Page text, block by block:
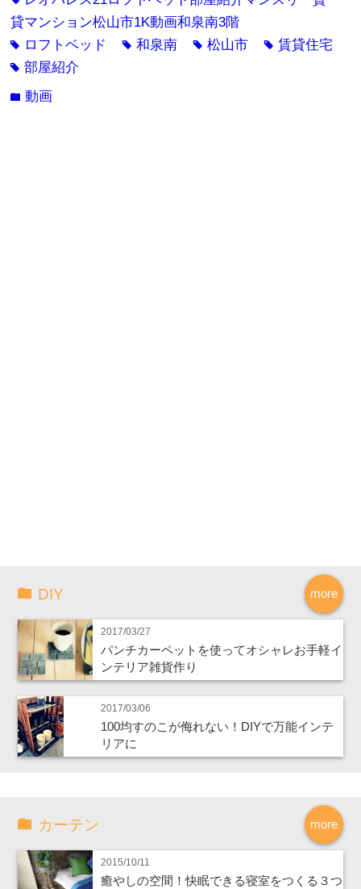
貸マンション松山市1K動画和泉南3階
tag ロフトベッド tag和泉南 tag松山市 tag賃貸住宅
tag部屋紹介
folder動画
more
DIY
2017/03/27
パンチカーペットを使ってオシャレお手軽イ
ンテリア雑貨作り
2017/03/06
100均すのこが侮れない！DIYで万能インテ
リアに
more
カーテン
2015/10/11
癒やしの空間！快眠できる寝室をつくる３つ